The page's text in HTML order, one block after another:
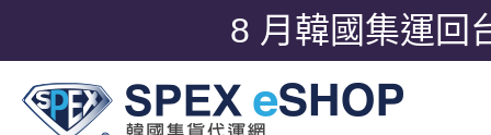
8 月韓國集運回